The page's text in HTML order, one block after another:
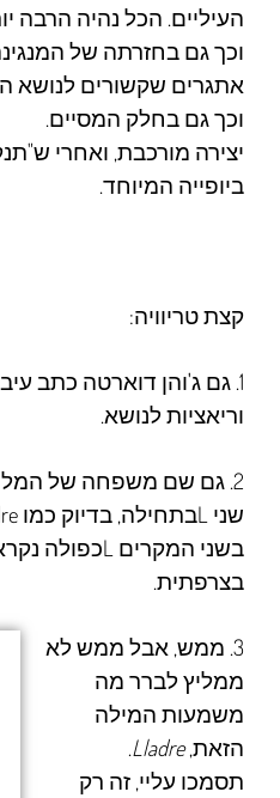
העיליים. הכל נהיה הרבה
וכך גם בחזרתה של
אתגרים שקשורים לנושא
וכך גם בחלק המסיים.
יצירה מורכבת, ואחרי
ביופייה המיוחד.
קצת טריוויה:
1. גם ג'והן דוארטה כתב
וריאציות לנושא.
2. גם שם משפחה של המלחין-
שני Lבתחילה, בדיוק כמו
בשני המקרים Lכפולה
בצרפתית.
3. ממש, אבל ממש לא
ממליץ לברר מה
משמעות המילה
הזאת,Lladre
.
תסמכו עליי, זה רק